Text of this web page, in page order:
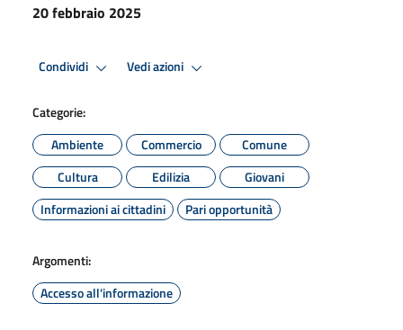
20 febbraio 2025
Condividi Vedi azioni
Categorie:
Ambiente
Commercio
Comune
Cultura
Edilizia
Giovani
Informazioni ai cittadini
Pari opportunità
Argomenti:
Accesso all'informazione